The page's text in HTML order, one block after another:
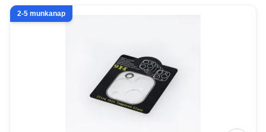
2-5 munkanap